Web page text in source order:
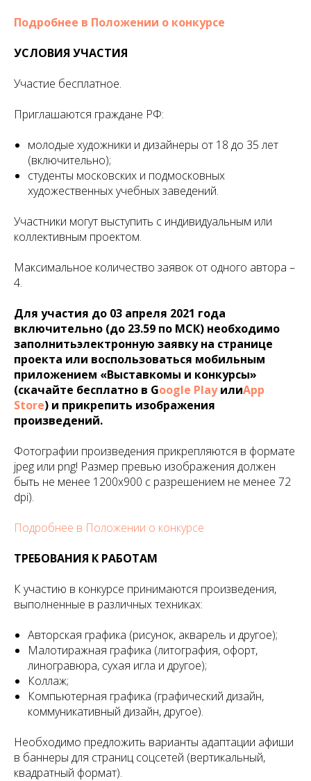
Подробнее в Положении о конкурсе
УСЛОВИЯ УЧАСТИЯ
Участие бесплатное.
Приглашаются граждане РФ:
молодые художники и дизайнеры от 18 до 35 лет
(включительно);
студенты московских и подмосковных
художественных учебных заведений.
Участники могут выступить с индивидуальным или
коллективным проектом.
Максимальное количество заявок от одного автора –
4.
Для участия до 03 апреля 2021 года
включительно (до 23.59 по МСК) необходимо
заполнитьэлектронную заявку на странице
проекта или воспользоваться мобильным
приложением «Выставкомы и конкурсы»
(скачайте бесплатно в Google PlayилиApp
Store) и прикрепить изображения
произведений.
Фотографии произведения прикрепляются в формате
jpeg или png! Размер превью изображения должен
быть не менее 1200х900 с разрешением не менее 72
dpi).
Подробнее в Положении о конкурсе
ТРЕБОВАНИЯ К РАБОТАМ
К участию в конкурсе принимаются произведения,
выполненные в различных техниках:
Авторская графика (рисунок, акварель и другое);
Малотиражная графика (литография, офорт,
линогравюра, сухая игла и другое);
Коллаж;
Компьютерная графика (графический дизайн,
коммуникативный дизайн, другое).
Необходимо предложить варианты адаптации афиши
в баннеры для страниц соцсетей (вертикальный,
квадратный формат).